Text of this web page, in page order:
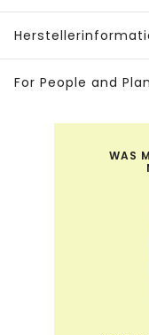
For People and
WAS